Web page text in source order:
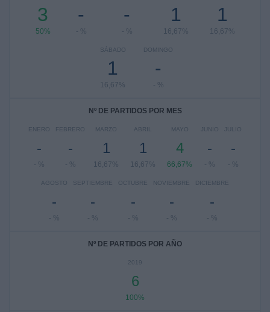
3
50%
-
- %
-
- %
1
16,67%
1
16,67%
SÁBADO
1
16,67%
DOMINGO
-
- %
Nº DE PARTIDOS POR MES
ENERO
-
- %
FEBRERO
-
- %
MARZO
1
16,67%
ABRIL
1
16,67%
MAYO
4
66,67%
JUNIO
-
- %
JULIO
-
- %
AGOSTO
-
- %
SEPTIEMBRE
-
- %
OCTUBRE
-
- %
NOVIEMBRE
-
- %
DICIEMBRE
-
- %
Nº DE PARTIDOS POR AÑO
2019
6
100%